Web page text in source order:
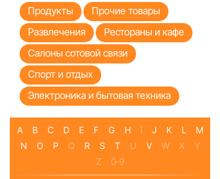
Продукты
Прочие товары
Развлечения
Рестораны и кафе
Салоны сотовой связи
Спорт и отдых
Электроника и бытовая техника
A B C D E F G H I J K L
M
N
O P Q R S T U V W X
Y
Z
0-9